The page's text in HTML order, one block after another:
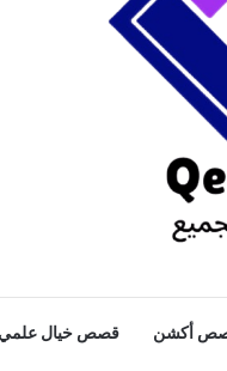
أكشن قصص خيال علمي